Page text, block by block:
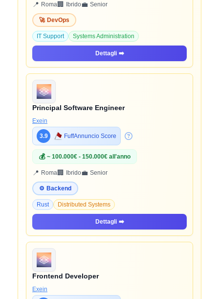
📍 Roma🏢 Ibrido💼 Senior
🚀 DevOps
IT Support Systems Administration
Dettagli ➡️
Principal Software Engineer
Exein
3.9 FuffAnnuncio Score
💰 ~ 100.000€ - 150.000€ all'anno
📍 Roma🏢 Ibrido💼 Senior
⚙️ Backend
Rust Distributed Systems
Dettagli ➡️
Frontend Developer
Exein